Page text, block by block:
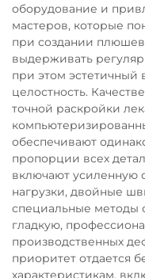
оборудование и
мастеров, которые
при создании
выдерживать
при этом
целостность.
точной раскройки
обеспечивают
пропорции всех
включают усиленную
нагрузки, двойные
специальные методы
гладкую,
производственных
приоритет отдается
характеристикам,